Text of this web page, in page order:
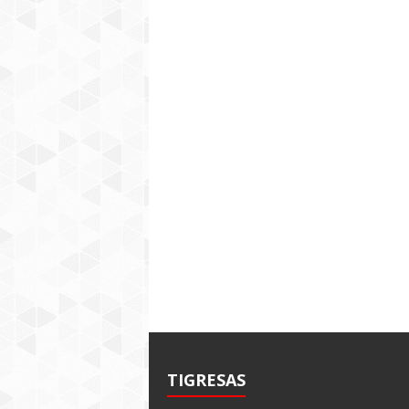
TIGRESAS